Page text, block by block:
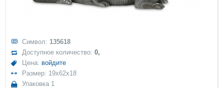
Символ: 135618
Доступное количество:0,
Цена: войдите
Размер: 19x62x18
Упаковка 1